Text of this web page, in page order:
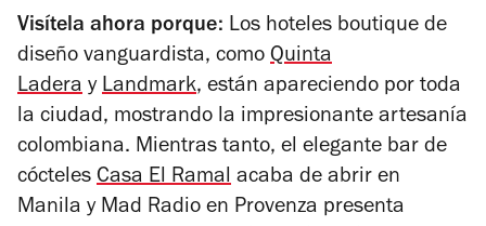
Visítela ahora porque: Los hoteles boutique de
diseño vanguardista, como Quinta
Ladera y Landmark, están apareciendo por toda
la ciudad, mostrando la impresionante artesanía
colombiana. Mientras tanto, el elegante bar de
cócteles Casa El Ramal acaba de abrir en
Manila y Mad Radio en Provenza presenta